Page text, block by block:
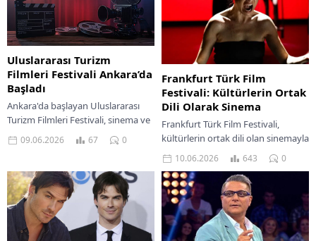
Uluslararası Turizm
Filmleri Festivali Ankara’da
Başladı
Ankara'da başlayan Uluslararası
Turizm Filmleri Festivali, sinema ve
turizmi bir araya getirerek
izleyicilere benzersiz bir deneyim
09.06.2026 67 0
Frankfurt Türk Film
Festivali: Kültürlerin Ortak
Dili Olarak Sinema
Frankfurt Türk Film Festivali,
kültürlerin ortak dili olan sinemayla
izleyicileri bir araya getiriyor.
Festivaldeki ilgi çekici filmleri
keşfedin.
10.06.2026 643 0